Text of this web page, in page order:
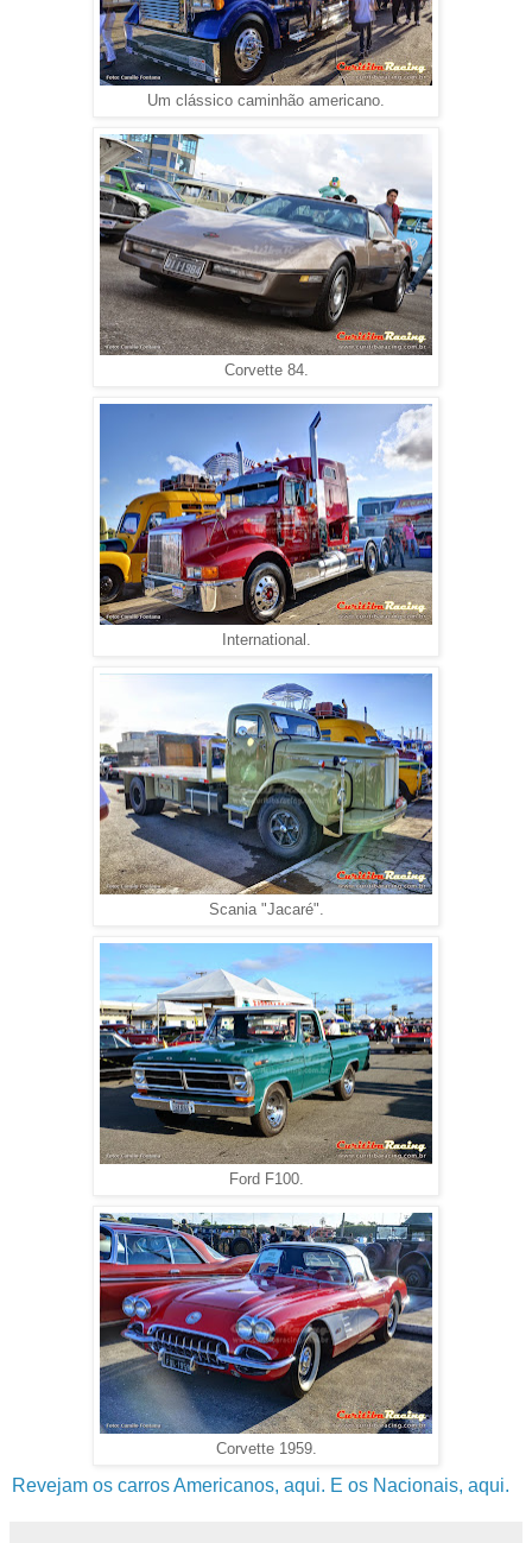
Um clássico caminhão americano.
Corvette 84.
International.
Scania "Jacaré".
Ford F100.
Corvette 1959.
Revejam os carros Americanos, aqui. E os Nacionais, aqui.